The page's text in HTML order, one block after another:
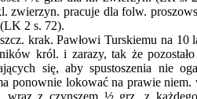
zwierzyn. pracuje dla folw.
2 s. 72).
krak. Pawłowi Turskiemu na 10
król. i zarazy, tak że
się, aby spustoszenia nie
ponownie lokować na prawie
z czynszem ½ grz. z każdego